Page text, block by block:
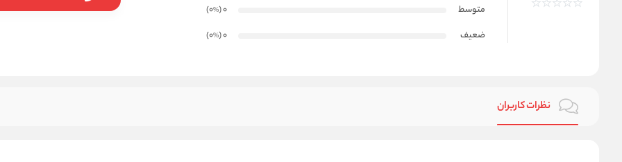
متوسط
0
(0
%
)
ضعیف
0
(0
%
)
نظرات کاربران